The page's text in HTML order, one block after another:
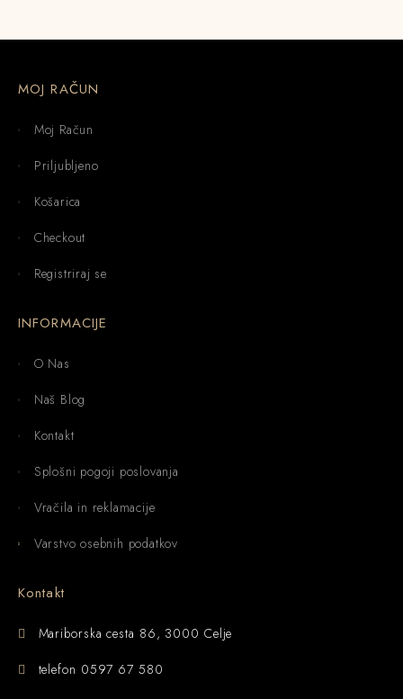
MOJ RAČUN
Moj Račun
Priljubljeno
Košarica
Checkout
Registriraj se
INFORMACIJE
O Nas
Naš Blog
Kontakt
Splošni pogoji poslovanja
Vračila in reklamacije
Varstvo osebnih podatkov
Kontakt
Mariborska cesta 86, 3000 Celje
telefon 0597 67 580